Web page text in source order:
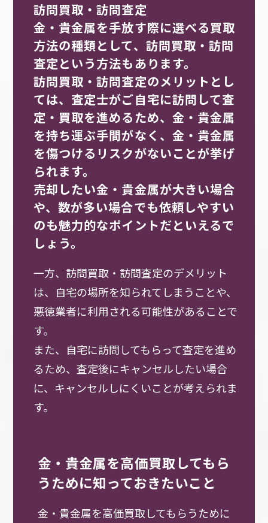
訪問買取・訪問査定
金・貴金属を手放す際に選べる買取
方法の種類として、訪問買取・訪問
査定という方法もあります。
訪問買取・訪問査定のメリットとし
ては、査定士がご自宅に訪問して査
定・買取を進めるため、金・貴金属
を持ち運ぶ手間がなく、金・貴金属
を傷つけるリスクがないことが挙げ
られます。
売却したい金・貴金属が大きい場合
や、数が多い場合でも依頼しやすい
のも魅力的なポイントだといえるで
しょう。
一方、訪問買取・訪問査定のデメリット
は、自宅の場所を知られてしまうことや、
悪徳業者に利用される可能性があることで
す。
また、自宅に訪問してもらって査定を進め
るため、査定後にキャンセルしたい場合
に、キャンセルしにくいことが考えられま
す。
金・貴金属を高価買取してもら
うために知っておきたいこと
金・貴金属を高価買取してもらうために